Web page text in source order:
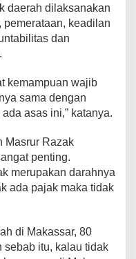
daerah dilaksanakan
pemerataan, keadilan
dan
kemampuan wajib
sama dengan
asas ini,” katanya.
Masrur Razak
penting.
merupakan darahnya
ada pajak maka tidak
di Makassar, 80
sebab itu, kalau tidak